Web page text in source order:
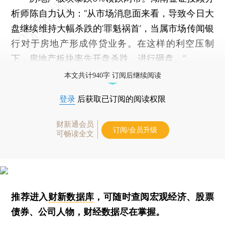
析师陈自力认为：“从市场消息面来看，导致今日大
盘继续维持大幅杀跌的’罪魁祸首’，当属市场传闻银
行对于房地产形成停贷业务。在这样的利空压制
下，房地产板块率先开盘杀跌，进行砸盘。”
本文共计940字 订阅后继续阅读
登录 后获取已订阅的阅读权限
财新通会员
可畅读全文
订阅/会员升级
推荐进入财新数据库 ，可随时查阅宏观经济、股票
债券、公司人物，财经数据尽在掌握。